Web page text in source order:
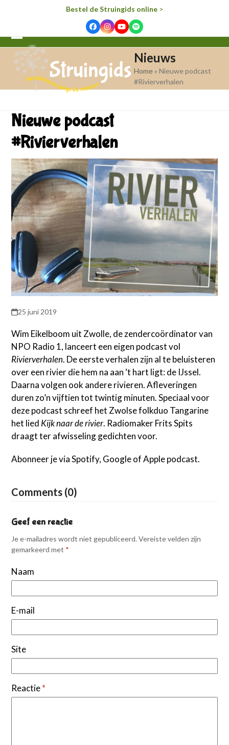
Bestel de Struingids online>
FacebookInstagram
YouTube
Spotify
Open
mobile
menu
Close
mobile
menu
Nieuws
Home »Nieuwe podcast
#Rivierverhalen
Nieuwe podcast
#Rivierverhalen
25 juni 2019
Wim Eikelboom uit Zwolle, de zendercoördinator van
NPO Radio 1, lanceert een eigen podcast vol
Rivierverhalen. De eerste verhalen zijn al te beluisteren
over een rivier die hem na aan ‘t hart ligt: de IJssel.
Daarna volgen ook andere rivieren. Afleveringen
duren zo’n vijftien tot twintig minuten. Speciaal voor
deze podcast schreef het Zwolse folkduo Tangarine
het lied Kijk naar de rivier. Radiomaker Frits Spits
draagt ter afwisseling gedichten voor.
Abonneer je via Spotify, Google of Apple podcast.
Comments (0)
Geef een reactie
Je e-mailadres wordt niet gepubliceerd. Vereiste velden zijn
gemarkeerd met *
Naam
E-mail
Site
Reactie*